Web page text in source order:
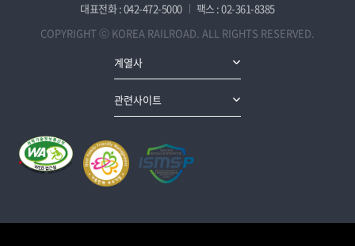
대표전화 : 042-472-5000
팩스 : 02-361-8385
COPYRIGHT ⓒ KOREA RAILROAD. ALL RIGHTS RESERVED.
계열사
관련사이트